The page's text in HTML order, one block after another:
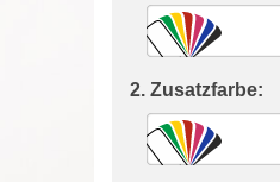
2. Zusatzfarbe: